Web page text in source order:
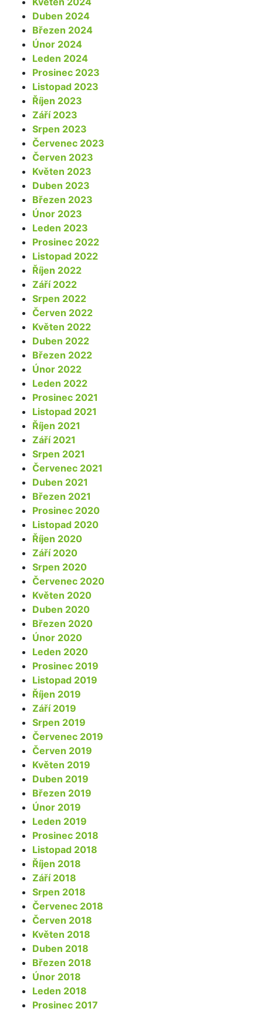
Duben 2024
Březen 2024
Únor 2024
Leden 2024
Prosinec 2023
Listopad 2023
Říjen 2023
Září 2023
Srpen 2023
Červenec 2023
Červen 2023
Květen 2023
Duben 2023
Březen 2023
Únor 2023
Leden 2023
Prosinec 2022
Listopad 2022
Říjen 2022
Září 2022
Srpen 2022
Červen 2022
Květen 2022
Duben 2022
Březen 2022
Únor 2022
Leden 2022
Prosinec 2021
Listopad 2021
Říjen 2021
Září 2021
Srpen 2021
Červenec 2021
Duben 2021
Březen 2021
Prosinec 2020
Listopad 2020
Říjen 2020
Září 2020
Srpen 2020
Červenec 2020
Květen 2020
Duben 2020
Březen 2020
Únor 2020
Leden 2020
Prosinec 2019
Listopad 2019
Říjen 2019
Září 2019
Srpen 2019
Červenec 2019
Červen 2019
Květen 2019
Duben 2019
Březen 2019
Únor 2019
Leden 2019
Prosinec 2018
Listopad 2018
Říjen 2018
Září 2018
Srpen 2018
Červenec 2018
Červen 2018
Květen 2018
Duben 2018
Březen 2018
Únor 2018
Leden 2018
Prosinec 2017